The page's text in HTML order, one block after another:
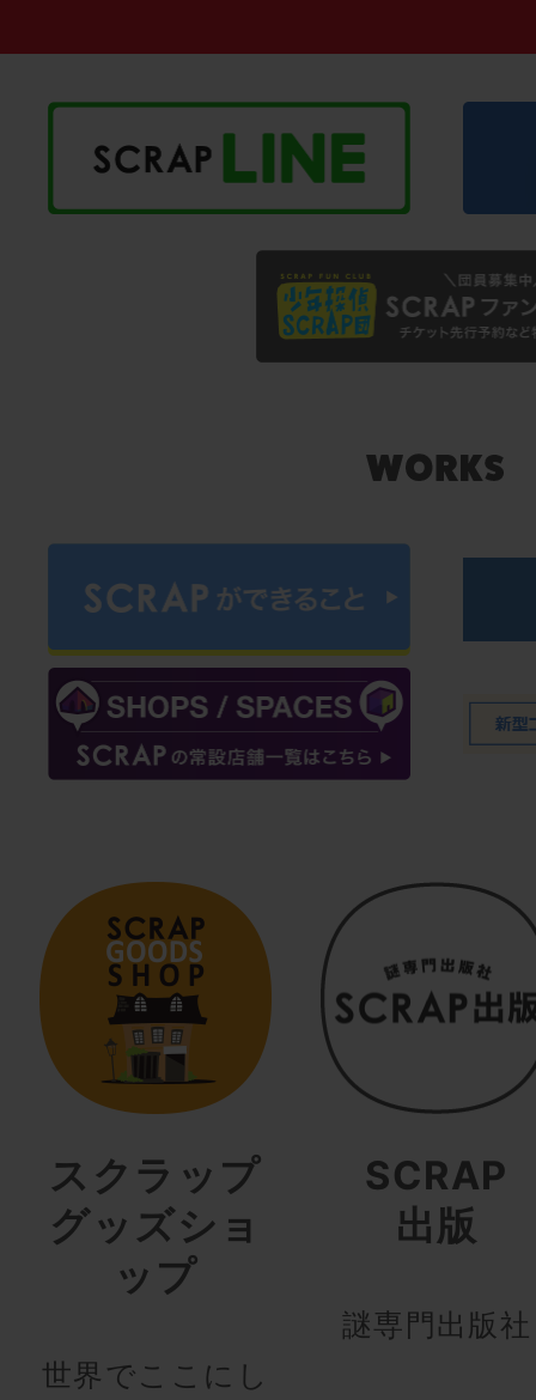
スクラップ
グッズショ
ップ
世界でここにし
SCRAP
出版
謎専門出版社